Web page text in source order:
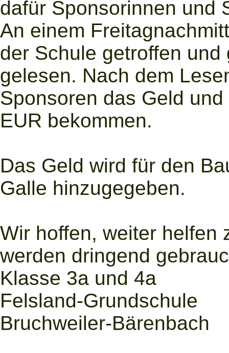
dafür Sponsorinnen und
An einem
der Schule getroffen
gelesen. Nach dem
Sponsoren das Geld
EUR bekommen.
Das Geld wird für den
Galle hinzugegeben.
Wir hoffen, weiter helfen
werden dringend
Klasse 3a und 4a
Felsland-Grundschule
Bruchweiler-Bärenbach